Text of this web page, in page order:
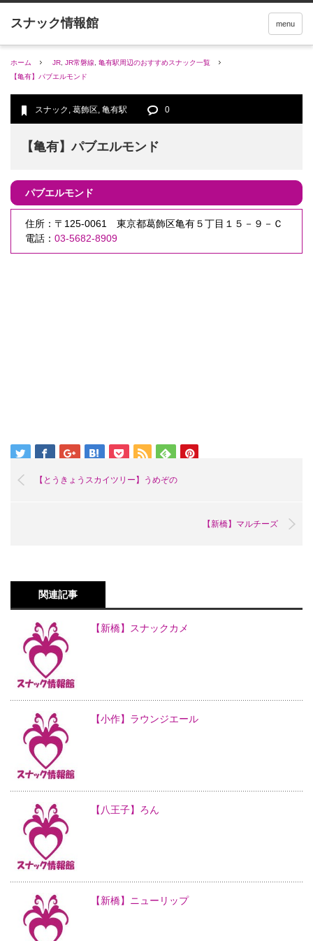
menu
ホーム JR JR常磐線
亀有駅周辺のおすすめスナック一覧
【亀有】パブエルモンド
スナック , 葛飾区, 亀有駅 0
【亀有】パブエルモンド
パブエルモンド
住所：〒125-0061 東京都葛飾区亀有５丁目１５－９－Ｃ
電話： 03-5682-8909
【とうきょうスカイツリー】うめぞの
【新橋】マルチーズ
関連記事
【新橋】スナックカメ
【小作】ラウンジエール
【八王子】ろん
【新橋】ニューリップ